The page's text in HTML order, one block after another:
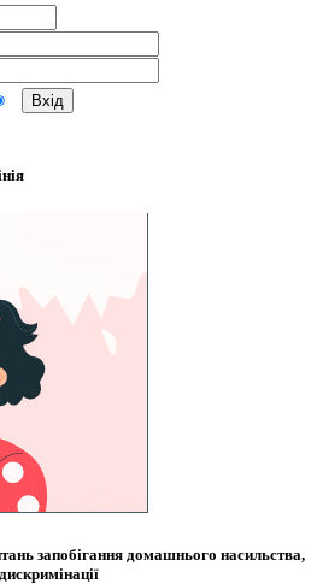
запобігання домашнього насильства,